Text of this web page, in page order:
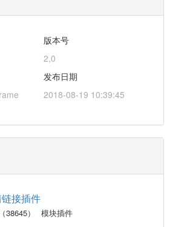
版本号
2,0
发布日期
2018-08-19 10:39:45
接插件
38645） 模块插件